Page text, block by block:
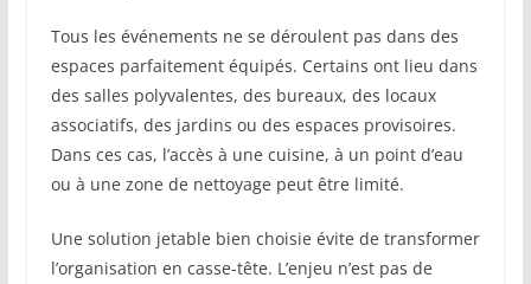
Tous les événements ne se déroulent pas dans des
espaces parfaitement équipés. Certains ont lieu dans
des salles polyvalentes, des bureaux, des locaux
associatifs, des jardins ou des espaces provisoires.
Dans ces cas, l’accès à une cuisine, à un point d’eau
ou à une zone de nettoyage peut être limité.
Une solution jetable bien choisie évite de transformer
l’organisation en casse-tête. L’enjeu n’est pas de